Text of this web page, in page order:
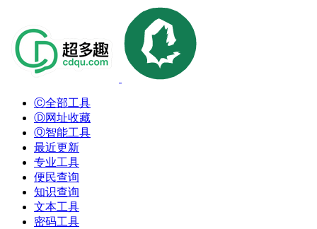
Ⓒ全部工具
Ⓓ网址收藏
Ⓠ智能工具
最近更新
专业工具
便民查询
知识查询
文本工具
密码工具